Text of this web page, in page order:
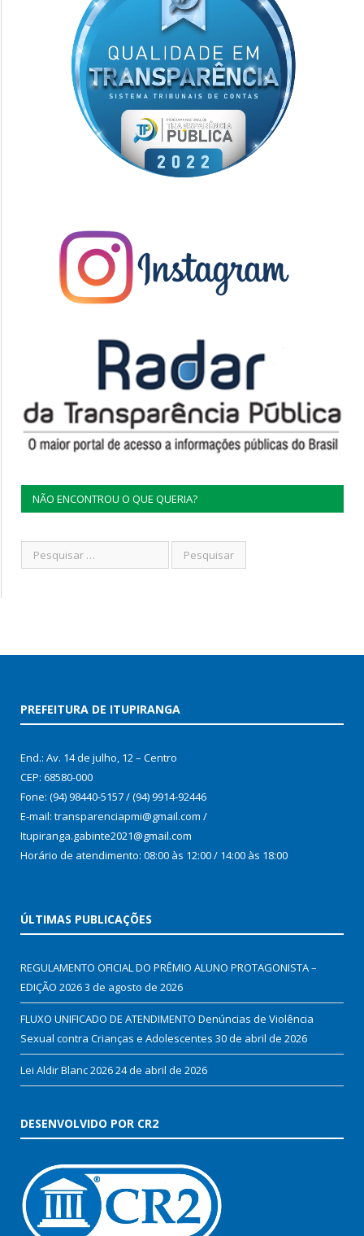
NÃO ENCONTROU O QUE QUERIA?
PREFEITURA DE ITUPIRANGA
End.: Av. 14 de julho, 12 – Centro
CEP: 68580-000
Fone: (94) 98440-5157 / (94) 9914-92446
E-mail: transparenciapmi@gmail.com /
Itupiranga.gabinte2021@gmail.com
Horário de atendimento: 08:00 às 12:00 / 14:00 às 18:00
ÚLTIMAS PUBLICAÇÕES
REGULAMENTO OFICIAL DO PRÊMIO ALUNO PROTAGONISTA –
EDIÇÃO 20263 de agosto de 2026
FLUXO UNIFICADO DE ATENDIMENTO Denúncias de Violência
Sexual contra Crianças e Adolescentes 30 de abril de 2026
Lei Aldir Blanc 202624 de abril de 2026
DESENVOLVIDO POR CR2